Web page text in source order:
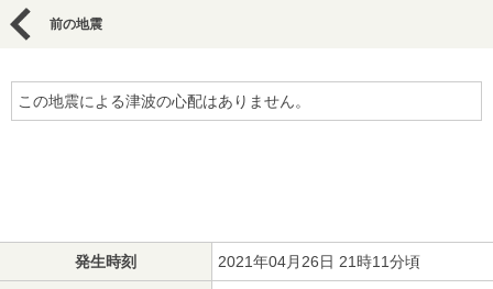
前の地震
この地震による津波の心配はありません。
発生時刻 2021年04月26日 21時11分頃